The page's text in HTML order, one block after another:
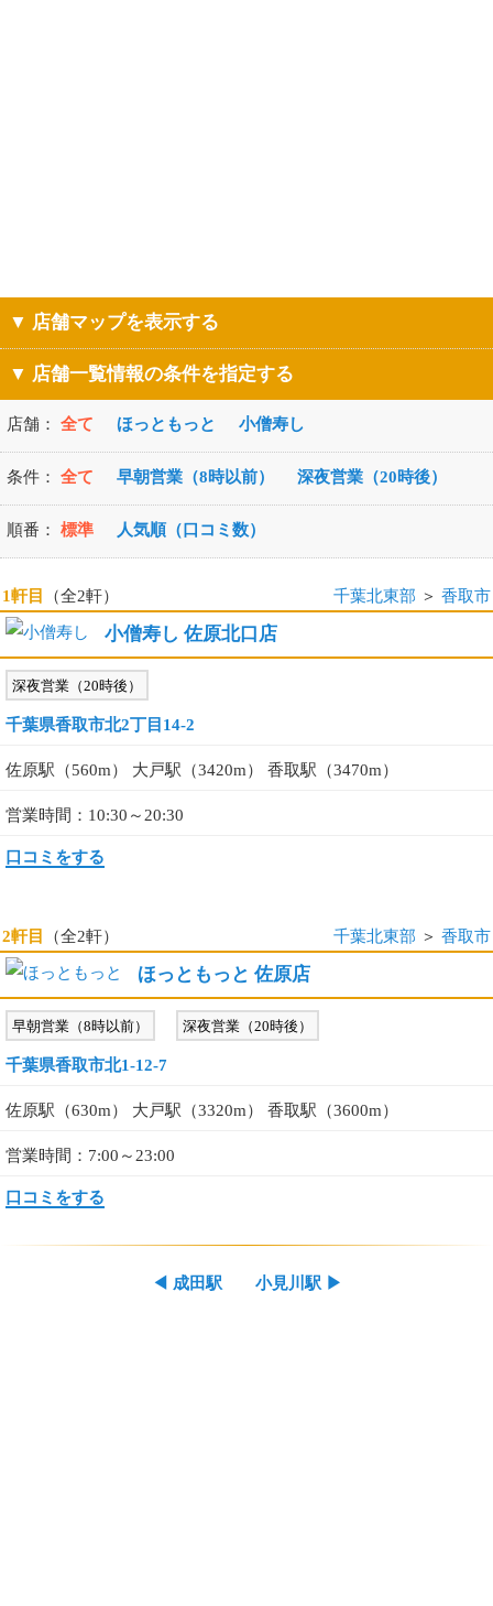
▼ 店舗マップを表示する
▼ 店舗一覧情報の条件を指定する
店舗： 全て ほっともっと 小僧寿し
条件： 全て 早朝営業（8時以前） 深夜営業（20時後）
順番： 標準 人気順（口コミ数）
1軒目 （全2軒） 千葉北東部 ＞ 香取市
小僧寿し 佐原北口店
深夜営業（20時後）
千葉県香取市北2丁目14-2
佐原駅（560m） 大戸駅（3420m） 香取駅（3470m）
営業時間：10:30～20:30
口コミをする
2軒目 （全2軒） 千葉北東部 ＞ 香取市
ほっともっと 佐原店
早朝営業（8時以前） 深夜営業（20時後）
千葉県香取市北1-12-7
佐原駅（630m） 大戸駅（3320m） 香取駅（3600m）
営業時間：7:00～23:00
口コミをする
◀ 成田駅 小見川駅 ▶